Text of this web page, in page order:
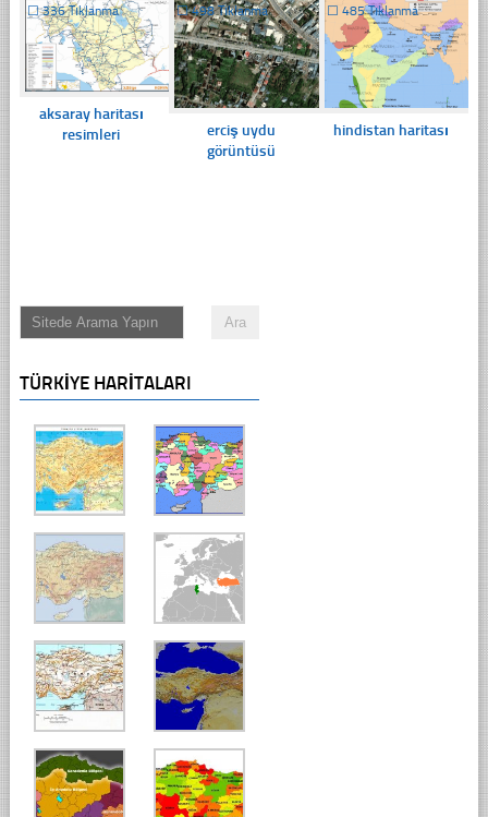
☐336 Tıklanma
aksaray haritası
resimleri
☐498 Tıklanma
erciş uydu
görüntüsü
☐ 485 Tıklanma
hindistan haritası
TÜRKIYE HARITALARI